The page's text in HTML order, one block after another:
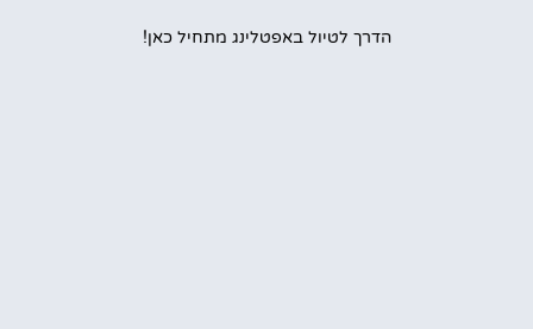
הדרך לטיול באפטלינג מתחיל כאן!